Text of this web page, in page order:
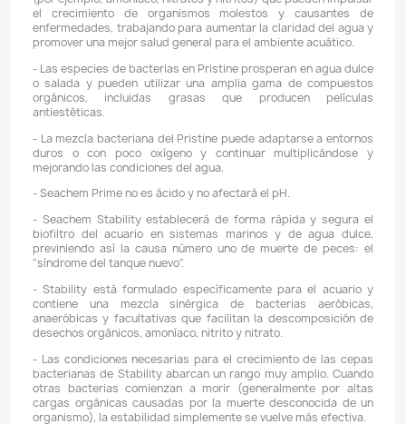
Domicilios en el Valle de Aburrá
Podemos hacer llegar su pedido con un
Valle de Aburrá, este servicio podría tener uncosto
dependerá de su ubicación y del valor total de su pedido.
están sujetos a disponibilidad logística.
Descripción Detalles del producto
CARACTERÍSTICAS:
- Seachem Pristine utiliza bio-aumentación, un
no químico, para mejorar la calidad del agua.
bacterias que descomponen el exceso de alimentos,
detritos en los sistemas de agua dulce y marinos.
- Seachem Pristine trabaja para reducir el exceso de
(por ejemplo, amoníaco, nitratos y nitritos) que
el crecimiento de organismos molestos y
enfermedades, trabajando para aumentar la claridad